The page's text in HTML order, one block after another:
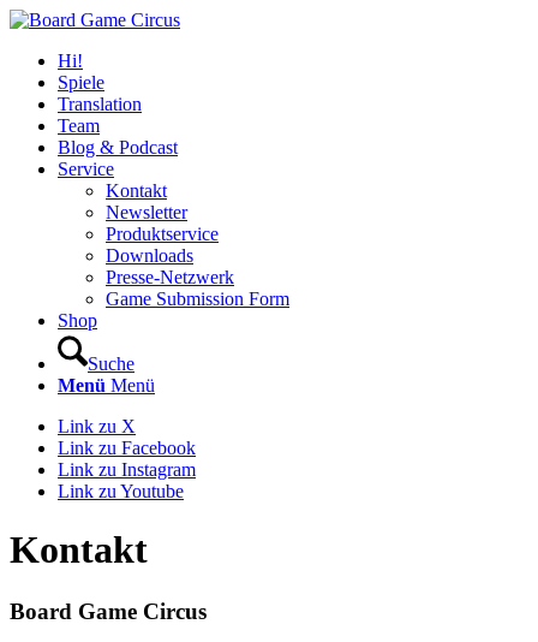
Hi!
Spiele
Translation
Team
Blog & Podcast
Service
Kontakt
Newsletter
Produktservice
Downloads
Presse-Netzwerk
Game Submission Form
Shop
Suche
Menü Menü
Link zu X
Link zu Facebook
Link zu Instagram
Link zu Youtube
Kontakt
Board Game Circus